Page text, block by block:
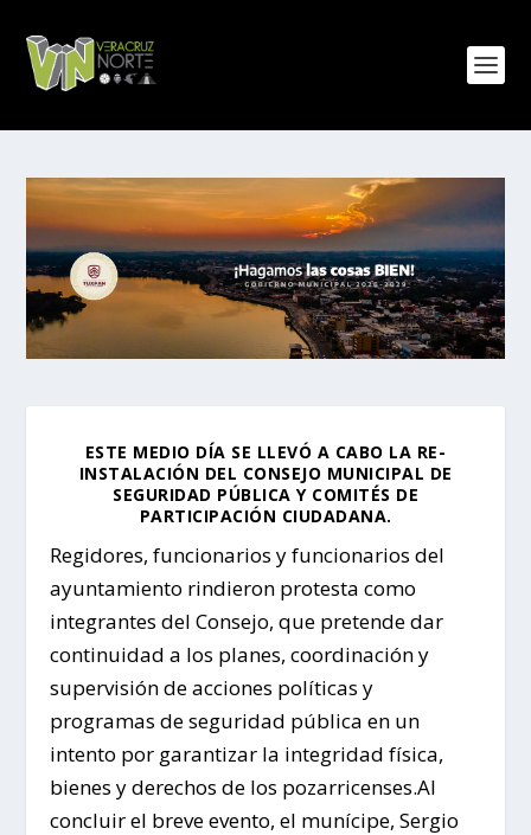
ESTE MEDIO DÍA SE LLEVÓ A CABO LA RE-
INSTALACIÓN DEL CONSEJO MUNICIPAL DE
SEGURIDAD PÚBLICA Y COMITÉS DE
PARTICIPACIÓN CIUDADANA.
Regidores, funcionarios y funcionarios del
ayuntamiento rindieron protesta como
integrantes del Consejo, que pretende dar
continuidad a los planes, coordinación y
supervisión de acciones políticas y
programas de seguridad pública en un
intento por garantizar la integridad física,
bienes y derechos de los pozarricenses.Al
concluir el breve evento, el munícipe, Sergio